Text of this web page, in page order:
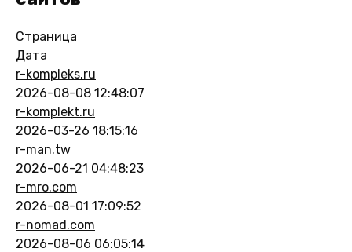
Страница
Дата
r-kompleks.ru
2026-08-08 12:48:07
r-komplekt.ru
2026-03-26 18:15:16
r-man.tw
2026-06-21 04:48:23
r-mro.com
2026-08-01 17:09:52
r-nomad.com
2026-08-06 06:05:14